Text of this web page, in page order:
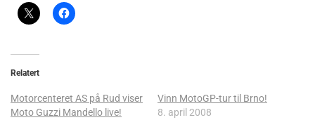
Relatert
Motorcenteret AS på Rud viser
Moto Guzzi Mandello live!
Vinn MotoGP-tur til Brno!
8. april 2008